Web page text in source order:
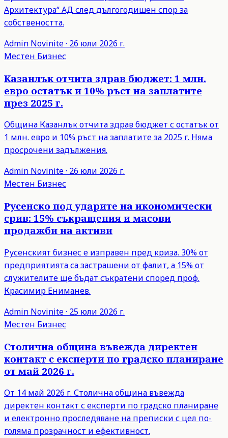
Архитектура“ АД след дългогодишен спор за
собствеността.
Admin Novinite· 26 юли 2026 г.
Местен Бизнес
Казанлък отчита здрав бюджет: 1 млн.
евро остатък и 10% ръст на заплатите
през 2025 г.
Община Казанлък отчита здрав бюджет с остатък от
1 млн. евро и 10% ръст на заплатите за 2025 г. Няма
просрочени задължения.
Admin Novinite· 26 юли 2026 г.
Местен Бизнес
Русенско под ударите на икономически
срив: 15% съкращения и масови
продажби на активи
Русенският бизнес е изправен пред криза. 30% от
предприятията са застрашени от фалит, а 15% от
служителите ще бъдат съкратени според проф.
Красимир Ениманев.
Admin Novinite· 25 юли 2026 г.
Местен Бизнес
Столична община въвежда директен
контакт с експерти по градско планиране
от май 2026 г.
От 14 май 2026 г. Столична община въвежда
директен контакт с експерти по градско планиране
и електронно проследяване на преписки с цел по-
голяма прозрачност и ефективност.